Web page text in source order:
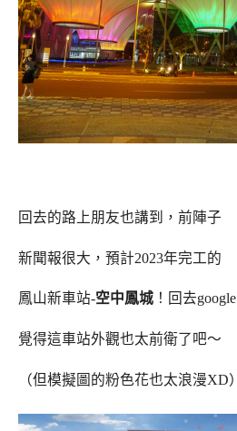
回去的路上朋友也講到，前陣子
新聞報很大，預計2023年完工的
鳳山新車站-空中鳳城 ！回去google
覺得這車站外觀也太前衛了吧～
（但模擬圖的粉色花也太浪漫XD）